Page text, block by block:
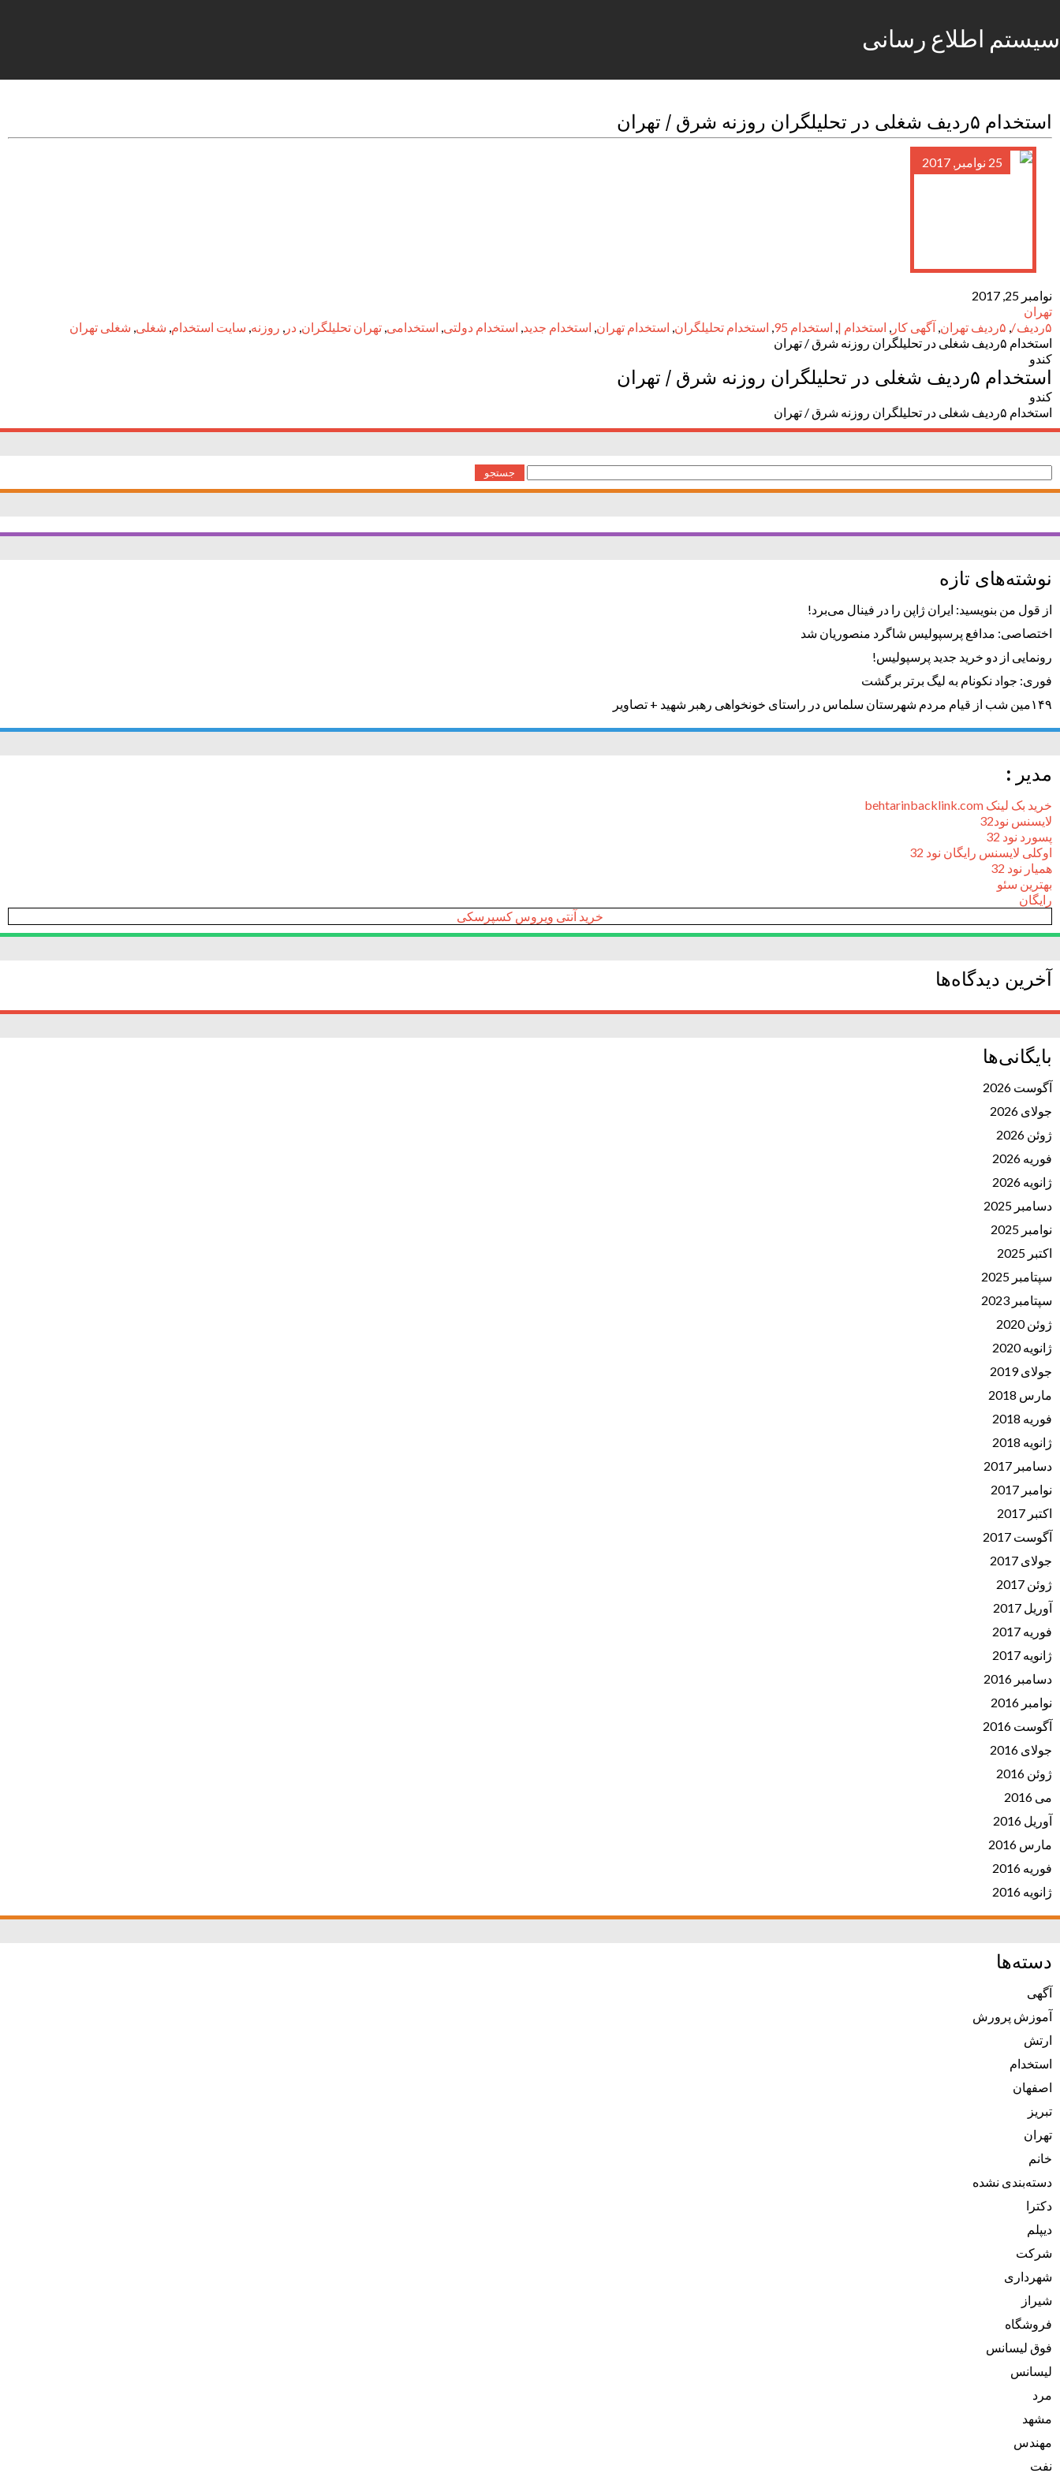
سیستم اطلاع رسانی
استخدام ۵ردیف شغلی در تحلیلگران روزنه شرق / تهران
25 نوامبر, 2017
نوامبر 25, 2017
تهران
۵ردیف /
, ۵ردیف تهران , آگهی کار , استخدام |, استخدام 95 , استخدام تحلیلگران, استخدام تهران, استخدام جدید, استخدام دولتی, استخدامی, تهران تحلیلگران, در , روزنه, سایت استخدام, شغلی, شغلی تهران
استخدام ۵ردیف شغلی در تحلیلگران روزنه شرق / تهران
کندو
استخدام ۵ردیف شغلی در تحلیلگران روزنه شرق / تهران
کندو
استخدام ۵ردیف شغلی در تحلیلگران روزنه شرق / تهران
جستجو
برای:
نوشته‌های تازه
از قول من بنویسید: ایران ژاپن را در فینال می‌برد!
اختصاصی: مدافع پرسپولیس شاگرد منصوریان شد
رونمایی از دو خرید جدید پرسپولیس!
فوری: جواد نکونام به لیگ برتر برگشت
۱۴۹مین شب از قیام مردم شهرستان سلماس در راستای خونخواهی رهبر شهید + تصاویر
مدیر :
خرید بک لینک behtarinbacklink.com
لایسنس نود32
پسورد نود 32
اوکلی لایسنس رایگان نود 32
همیار نود 32
بهترین سئو
رایگان
خرید آنتی ویروس کسپرسکی
آخرین دیدگاه‌ها
بایگانی‌ها
آگوست 2026
جولای 2026
ژوئن 2026
فوریه 2026
ژانویه 2026
دسامبر 2025
نوامبر 2025
اکتبر 2025
سپتامبر 2025
سپتامبر 2023
ژوئن 2020
ژانویه 2020
جولای 2019
مارس 2018
فوریه 2018
ژانویه 2018
دسامبر 2017
نوامبر 2017
اکتبر 2017
آگوست 2017
جولای 2017
ژوئن 2017
آوریل 2017
فوریه 2017
ژانویه 2017
دسامبر 2016
نوامبر 2016
آگوست 2016
جولای 2016
ژوئن 2016
می 2016
آوریل 2016
مارس 2016
فوریه 2016
ژانویه 2016
دسته‌ها
آگهی
آموزش پرورش
ارتش
استخدام
اصفهان
تبریز
تهران
خانم
دسته‌بندی نشده
دکترا
دیپلم
شرکت
شهرداری
شیراز
فروشگاه
فوق لیسانس
لیسانس
مرد
مشهد
مهندس
نفت